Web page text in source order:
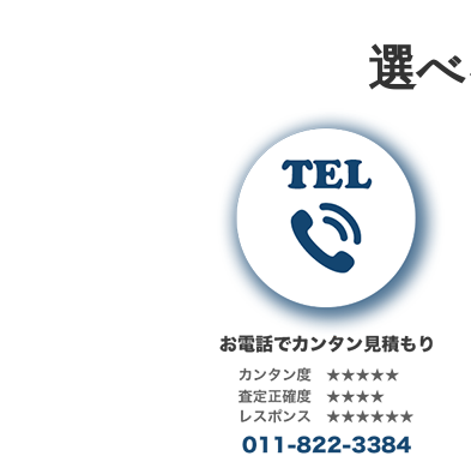
ッ
ク
(
新
し
ウ
ィ
ド
ウ
で
開
き
ま
選